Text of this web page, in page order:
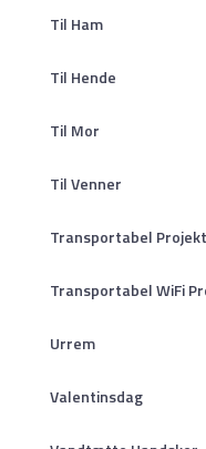
Til Ham
Til Hende
Til Mor
Til Venner
Transportabel
Transportabel WiFi
Urrem
Valentinsdag